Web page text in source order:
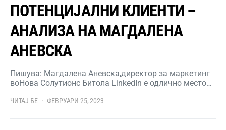
ПОТЕНЦИЈАЛНИ КЛИЕНТИ –
АНАЛИЗА НА МАГДАЛЕНА
АНЕВСКА
Пишува: Магдалена Аневска,директор за маркетинг
воНова Солутионс Битола LinkedIn е одлично место…
ЧИТАЈ БЕ ФЕВРУАРИ 25, 2023